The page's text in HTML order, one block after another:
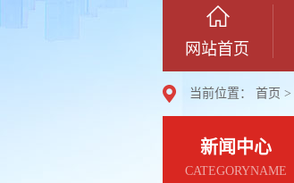
网站首页
当前位置： 首页 >
新闻中心
CATEGORYNAME